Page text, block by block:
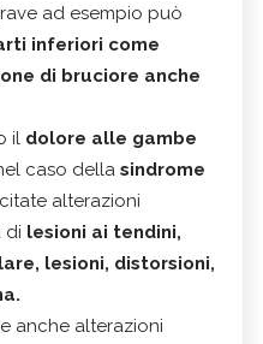
ad esempio può
inferiori come
di bruciore anche
il dolore alle gambe
caso della sindrome
alterazioni
di lesioni ai tendini,
lesioni, distorsioni,
anche alterazioni